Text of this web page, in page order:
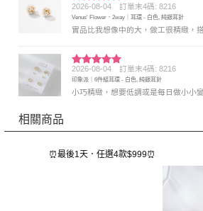
評分5 滿
分 5
2026-08-04 訂單末4碼: 8216
Venus' Flower．2way｜耳環 - 白色, 純銀耳針
實品比我想像中的大，做工很精緻，
評分5 滿
分 5
2026-08-04 訂單末4碼: 8216
印象派｜6件組耳環 - 白色, 純銀耳針
小巧精緻，想要低調或是每日做小小
相關商品
⏰最後1天．任選4款$999⏰